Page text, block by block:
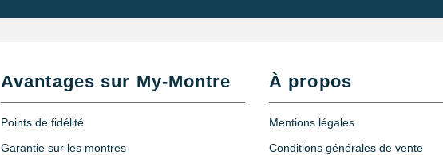
Avantages sur My-Montre
Points de fidélité
Garantie sur les montres
À propos
Mentions légales
Conditions générales de vente